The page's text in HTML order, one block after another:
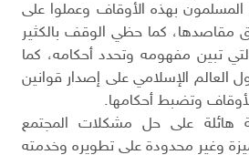
المسلمون بهذه الأوقاف وعملوا على
مقاصدها، كما حظي الوقف بالكثير
تبين مفهومه وتحدد أحكامه، كما
الإسلامي على إصدار قوانين
وتضبط أحكامها.
على حل مشكلات المجتمع
وغير محدودة على تطويره وخدمته